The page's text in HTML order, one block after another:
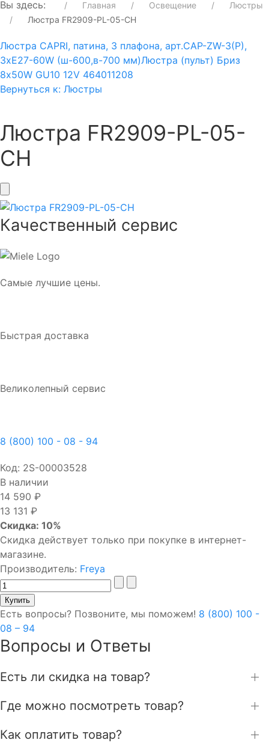
Вы здесь:
Главная Освещение
Люстры
Люстра FR2909-PL-05-CH
Люстра CAPRI, патина, 3 плафона, арт.CAP-ZW-3(P),
3xE27-60W (ш-600,в-700 мм)Люстра (пульт) Бриз
8х50W GU10 12V 464011208
Вернуться к: Люстры
Люстра FR2909-PL-05-
CH
Качественный сервис
Самые лучшие цены.
Быстрая доставка
Великолепный сервис
8 (800) 100 - 08 - 94
Код: 2S-00003528
В наличии
14 590 ₽
13 131 ₽
Скидка: 10%
Скидка действует только при покупке в интернет-
магазине.
Производитель: Freya
Есть вопросы? Позвоните, мы поможем! 8 (800) 100 -
08 – 94
Вопросы и Ответы
Есть ли скидка на товар?
Где можно посмотреть товар?
Как оплатить товар?